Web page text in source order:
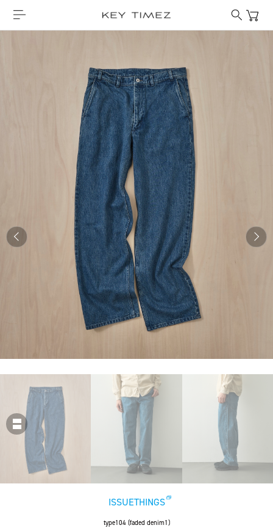
ISSUETHINGS
type104 (faded denim1)